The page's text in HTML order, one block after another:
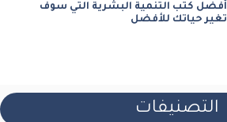
أفضل كتب التنمية البشرية التي سوف
تغير حياتك للأفضل
التصنيفات